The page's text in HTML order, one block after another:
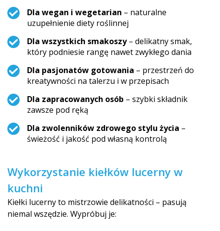
Dla wegan i wegetarian – naturalne
uzupełnienie diety roślinnej
Dla wszystkich smakoszy– delikatny smak,
który podniesie rangę nawet zwykłego dania
Dla pasjonatów gotowania – przestrzeń do
kreatywności na talerzu i w przepisach
Dla zapracowanych osób – szybki składnik
zawsze pod ręką
Dla zwolenników zdrowego stylu życia –
świeżość i jakość pod własną kontrolą
Wykorzystanie kiełków lucerny w
kuchni
Kiełki lucerny to mistrzowie delikatności – pasują
niemal wszędzie. Wypróbuj je: